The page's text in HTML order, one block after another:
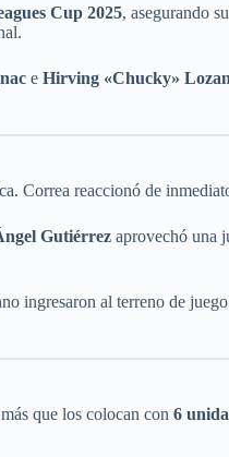
Cup 2025, asegurando
e Hirving «Chucky»
Correa reaccionó de
Gutiérrez aprovechó una
ingresaron al terreno de
que los colocan con 6